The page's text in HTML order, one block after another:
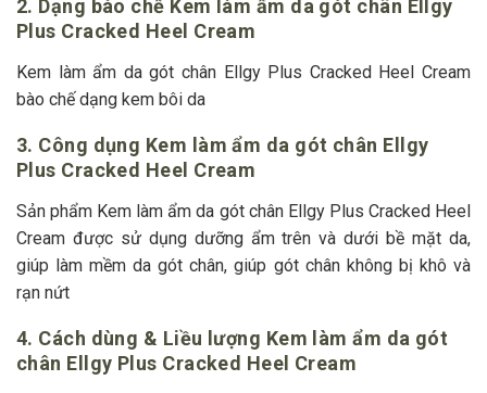
2. Dạng bào chế Kem làm ẩm da gót chân Ellgy
Plus Cracked Heel Cream
Kem làm ẩm da gót chân Ellgy Plus Cracked Heel Cream
bào chế dạng kem bôi da
3. Công dụng Kem làm ẩm da gót chân Ellgy
Plus Cracked Heel Cream
Sản phẩm Kem làm ẩm da gót chân Ellgy Plus Cracked Heel
Cream được sử dụng dưỡng ẩm trên và dưới bề mặt da,
giúp làm mềm da gót chân, giúp gót chân không bị khô và
rạn nứt
4. Cách dùng & Liều lượng Kem làm ẩm da gót
chân Ellgy Plus Cracked Heel Cream